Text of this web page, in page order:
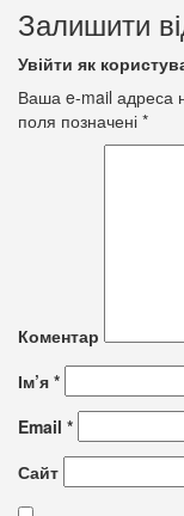
Залишити
Увійти як
Ваша e-mail адреса
поля позначені *
Коментар
Ім’я *
Email *
Сайт